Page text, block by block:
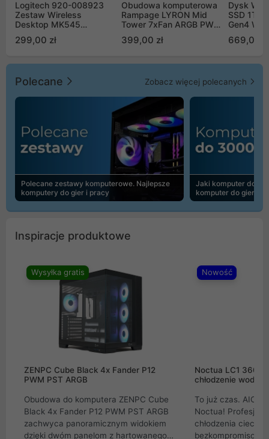
Logitech 920-008923
Zestaw Wireless
Desktop MK545
299,00 zł
Obudowa komputerowa
Rampage LYRON Mid
Tower 7xFan ARGB PWM
399,00 zł
Dysk WD
SSD 1TB
Gen4
669,00
Polecane Zobacz więcej polecanych
Polecane zestawy komputerowe. Najlepsze
komputery do gier i pracy
Jaki komputer do
komputer do gier |
Inspiracje produktowe
Wysyłka gratis
ZENPC Cube Black 4x Fander P12
PWM PST ARGB
Obudowa do komputera ZENPC Cube
Black 4x Fander P12 PWM PST ARGB
zachwyca panoramicznym widokiem
dzięki dwóm panelom z hartowanego
Nowość
Noctua LC1
chłodzenie wodne
To już czas. AIO
Noctua!
chłodzenia cieczą